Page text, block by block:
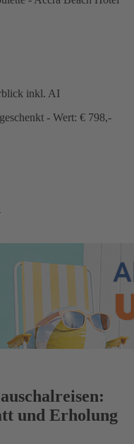
inkl. AI
- Wert: € 798,-
und Erholung